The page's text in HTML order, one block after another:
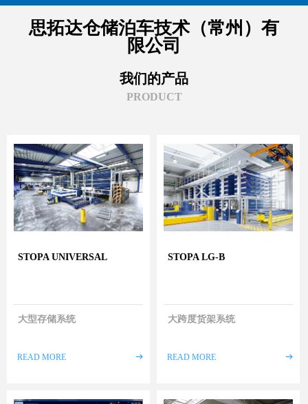
思拓达仓储泊车技术（常州）有
限公司
我们的产品
PRODUCT
STOPA UNIVERSAL
大型存储系统
READ MORE ꁹ
STOPA LG-B
大跨度货架系统
READ MORE ꁹ